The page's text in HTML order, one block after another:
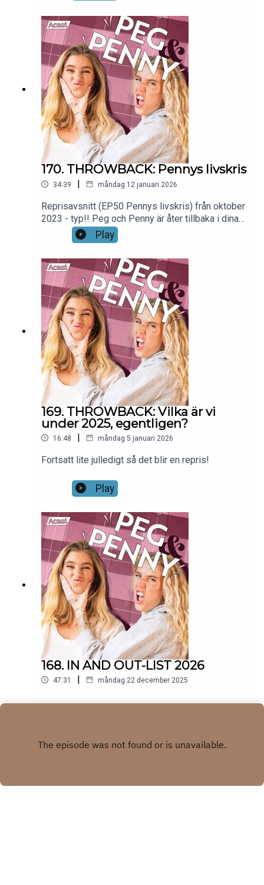
170. THROWBACK: Pennys livskris
34:39 | måndag 12 januari 2026
Reprisavsnitt (EP50 Pennys livskris) från oktober
2023 - typ!! Peg och Penny är åter tillbaka i dina
små poddöron i februari!Systrarna Peg & Penny
Parnevik håller dig sällskap varje
@pegochpennypoddenKlipps och redigeras av
Runsten Media
Play
169. THROWBACK: Vilka är vi
under 2025, egentligen?
16:48 | måndag 5 januari 2026
Fortsatt lite julledigt så det blir en repris!
Play
168. IN AND OUT-LIST 2026
47:31 | måndag 22 december 2025